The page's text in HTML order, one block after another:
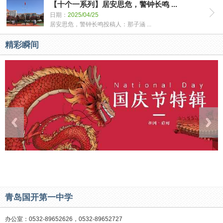
【十个一系列】居安思危，警钟长鸣 ...
日期： 2025/04/25
居安思危，警钟长鸣投稿人：那子涵 ...
精彩瞬间
青岛国开第一中学
办公室：0532-89652626，0532-89652727